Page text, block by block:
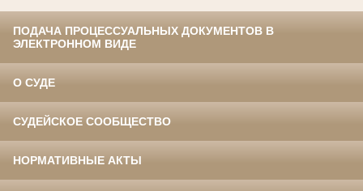
ПОДАЧА ПРОЦЕССУАЛЬНЫХ ДОКУМЕНТОВ В
ЭЛЕКТРОННОМ ВИДЕ
О СУДЕ
СУДЕЙСКОЕ СООБЩЕСТВО
НОРМАТИВНЫЕ АКТЫ